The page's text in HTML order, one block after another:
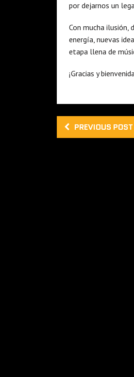
por dejarnos un
Con mucha ilusión,
energía, nuevas
etapa llena de
¡Gracias y
PREVIOUS POST